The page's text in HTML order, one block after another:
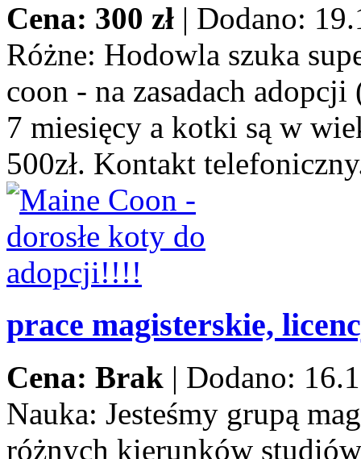
Cena: 300 zł | Dodano:
Różne: Hodowla szuka
coon - na zasadach
7 miesięcy a kotki są w
500zł. Kontakt
prace magisterskie,
Cena: Brak | Dodano:
Nauka: Jesteśmy grupą
różnych kierunków